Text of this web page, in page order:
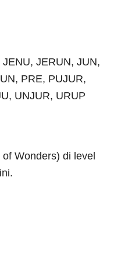
JERUN, JUN,
PRE, PUJUR,
UNJUR, URUP
Wonders) di level